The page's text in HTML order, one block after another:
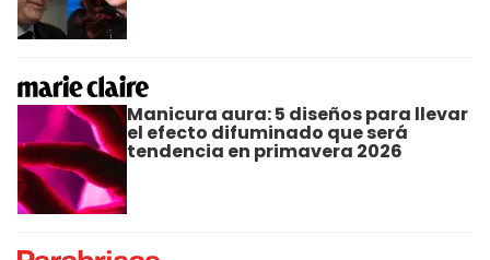
Manicura aura: 5 diseños para llevar
el efecto difuminado que será
tendencia en primavera 2026